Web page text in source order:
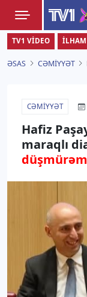
TV1 VIDEO
ƏSAS CƏMIYYƏT
CƏMIYYƏT
Hafiz
maraqlı